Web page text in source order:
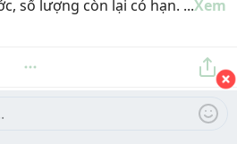
số lượng còn lại có hạn. ...Xem